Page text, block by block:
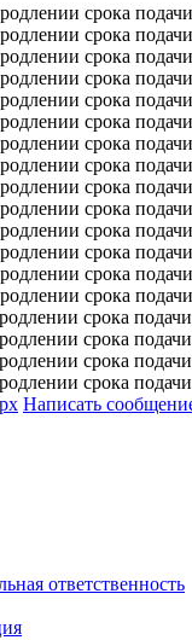
срока
срока
срока
срока
срока
срока
срока
срока
срока
срока
срока
срока
срока
срока
срока
срока
срока
срока
Написать
ответственность